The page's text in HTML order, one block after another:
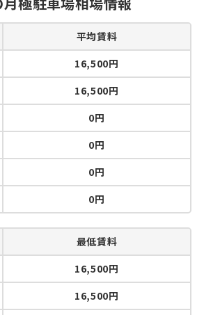
平均賃料
16,500円
16,500円
0円
0円
0円
0円
最低賃料
16,500円
16,500円